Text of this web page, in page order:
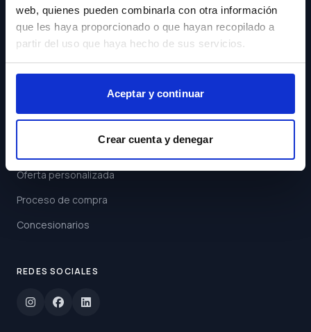
web, quienes pueden combinarla con otra información
que les haya proporcionado o que hayan recopilado a
partir del uso que haya hecho de sus servicios.
Aceptar y continuar
Crear cuenta y denegar
Acepto los
Términos y
Condiciones
Suscribirse
ENLACES
Oferta personalizada
Proceso de compra
Concesionarios
REDES SOCIALES